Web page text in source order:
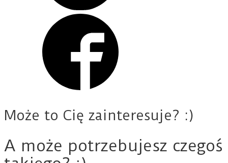
Może to Cię zainteresuje? :)
A może potrzebujesz czegoś